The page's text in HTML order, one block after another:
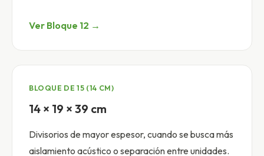
Ver Bloque 12 →
BLOQUE DE 15 (14 CM)
14 × 19 × 39 cm
Divisorios de mayor espesor, cuando se busca más
aislamiento acústico o separación entre unidades.